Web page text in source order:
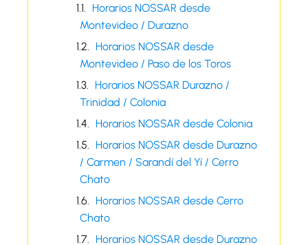
Horarios NOSSAR desde
Montevideo / Durazno
Horarios NOSSAR desde
Montevideo / Paso de los Toros
Horarios NOSSAR Durazno /
Trinidad / Colonia
Horarios NOSSAR desde Colonia
Horarios NOSSAR desde Durazno
/ Carmen / Sarandí del Yí / Cerro
Chato
Horarios NOSSAR desde Cerro
Chato
Horarios NOSSAR desde Durazno